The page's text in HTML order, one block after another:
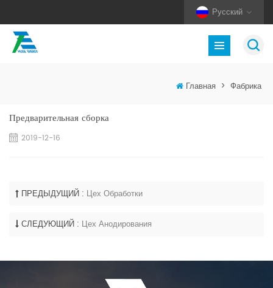
Русский
Главная > Фабрика
Предварительная сборка
2019-12-16
ПРЕДЫДУЩИЙ : Цех Обработки
СЛЕДУЮЩИЙ : Цех Анодирования